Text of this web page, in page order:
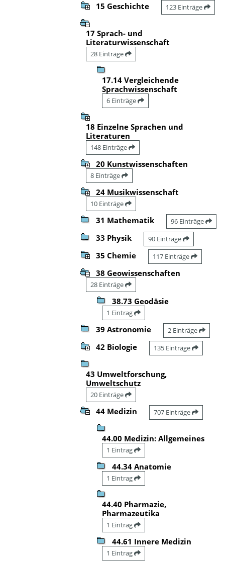
15 Geschichte 123 Einträge
17 Sprach- und
Literaturwissenschaft
28 Einträge
17.14 Vergleichende
Sprachwissenschaft
6 Einträge
18 Einzelne Sprachen und
Literaturen
148 Einträge
20 Kunstwissenschaften
8 Einträge
24 Musikwissenschaft
10 Einträge
31 Mathematik 96 Einträge
33 Physik 90 Einträge
35 Chemie 117 Einträge
38 Geowissenschaften
28 Einträge
38.73 Geodäsie
1 Eintrag
39 Astronomie 2 Einträge
42 Biologie 135 Einträge
43 Umweltforschung,
Umweltschutz
20 Einträge
44 Medizin 707 Einträge
44.00 Medizin: Allgemeines
1 Eintrag
44.34 Anatomie
1 Eintrag
44.40 Pharmazie,
Pharmazeutika
1 Eintrag
44.61 Innere Medizin
1 Eintrag